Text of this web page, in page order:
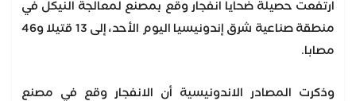
ارتفعت حصيلة ضحايا انفجار وقع بمصنع لمعالجة النيكل في
منطقة صناعية شرق إندونيسيا اليوم الأحد، إلى 13 قتيلا و46
مصابا.
وذكرت المصادر الاندونيسية أن الانفجار وقع في مصنع